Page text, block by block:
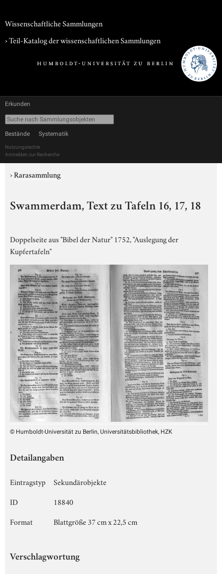
Wissenschaftliche Sammlungen
› Teil-Katalog der wissenschaftlichen Sammlungen
Erkunden
Bestände Systematik
Nutzungsrechte
Anmelden zur Recherche
›Rarasammlung
Swammerdam, Text zu Tafeln 16, 17, 18
Doppelseite aus "Bibel der Natur" 1752, "Auslegung der
Kupfertafeln"
© Humboldt-Universität zu Berlin, Universitätsbibliothek, HZK
Detailangaben
Eintragstyp
Sekundärobjekte
ID
18840
Format
Blattgröße 37 cm x 22,5 cm
Verschlagwortung